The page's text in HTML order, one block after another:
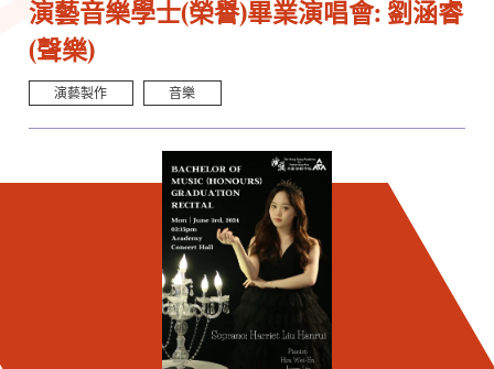
演藝音樂學士(榮譽)畢業演唱會: 劉涵睿
(聲樂)
演藝製作 音樂